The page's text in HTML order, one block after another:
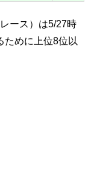
ース）は5/27時
ために上位8位以